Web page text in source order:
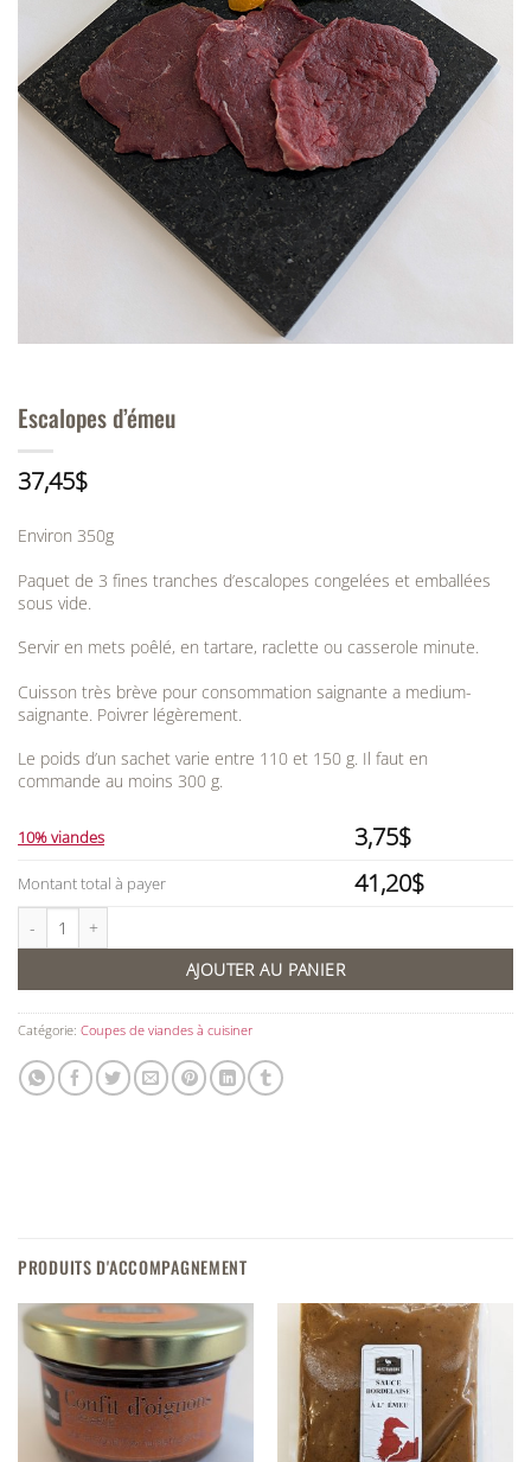
Escalopes d’émeu
37,45$
Environ 350g
Paquet de 3 fines tranches d’escalopes congelées et emballées
sous vide.
Servir en mets poêlé, en tartare, raclette ou casserole minute.
Cuisson très brève pour consommation saignante a medium-
saignante. Poivrer légèrement.
Le poids d’un sachet varie entre 110 et 150 g. Il faut en
commande au moins 300 g.
10% viandes 3,75$
Montant total à payer 41,20$
quantité de Escalopes d'émeu
AJOUTER AU PANIER
Catégorie: Coupes de viandes à cuisiner
PRODUITS D'ACCOMPAGNEMENT